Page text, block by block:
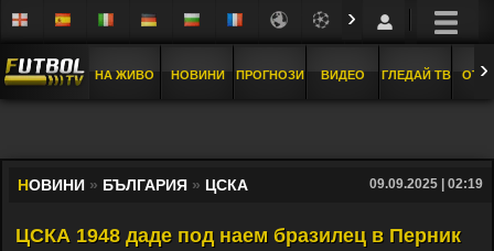
›
НА ЖИВО НОВИНИ ПРОГНОЗИ ВИДЕО ГЛЕДАЙ ТВ ›
НОВИНИ » БЪЛГАРИЯ » ЦСКА 09.09.2025 | 02:19
ЦСКА 1948 даде под наем бразилец в Перник